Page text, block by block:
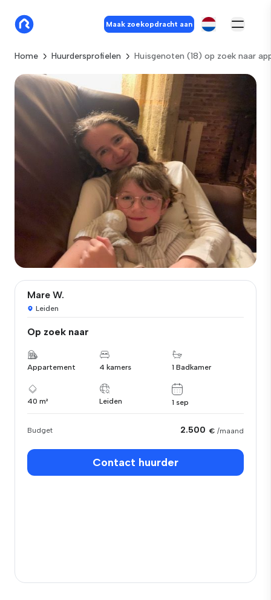
Maak zoekopdracht aan
Home Huurdersprofielen Huisgenoten (18) op zoek naar
Mare W.
Leiden
Op zoek naar
Appartement 4 kamers 1 Badkamer
40 m² Leiden 1 sep
Budget 2.500 € /maand
Contact huurder